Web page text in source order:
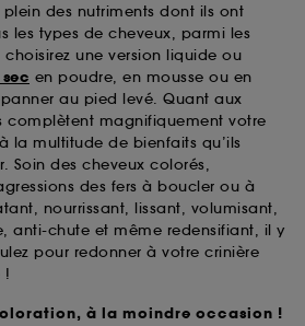
des nutriments dont ils ont
les types de cheveux, parmi les
une version liquide ou
en poudre, en mousse ou en
au pied levé. Quant aux
complètent magnifiquement votre
la multitude de bienfaits qu’ils
Soin des cheveux colorés,
des fers à boucler ou à
nourrissant, lissant, volumisant,
anti-chute et même redensifiant, il y
pour redonner à votre crinière
!
à la moindre occasion !